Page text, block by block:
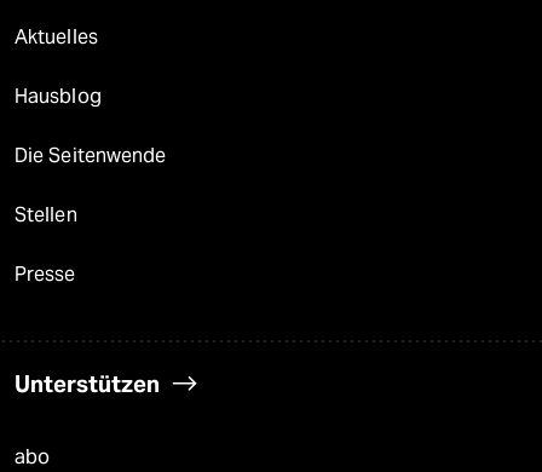
Aktuelles
Hausblog
Die Seitenwende
Stellen
Presse
Unterstützen
abo